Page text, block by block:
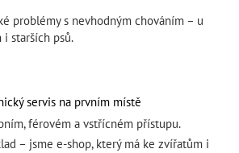
problémy s nevhodným chováním – u
i starších psů.
servis na prvním místě
férovém a vstřícném přístupu.
– jsme e-shop, který má ke zvířatům i